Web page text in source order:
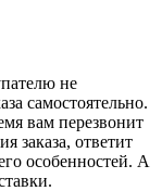
не
самостоятельно.
вам перезвонит
заказа, ответит
особенностей. А